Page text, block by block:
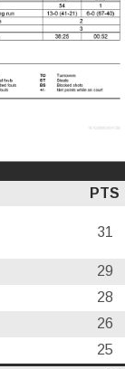
PTS
31
29
28
26
25